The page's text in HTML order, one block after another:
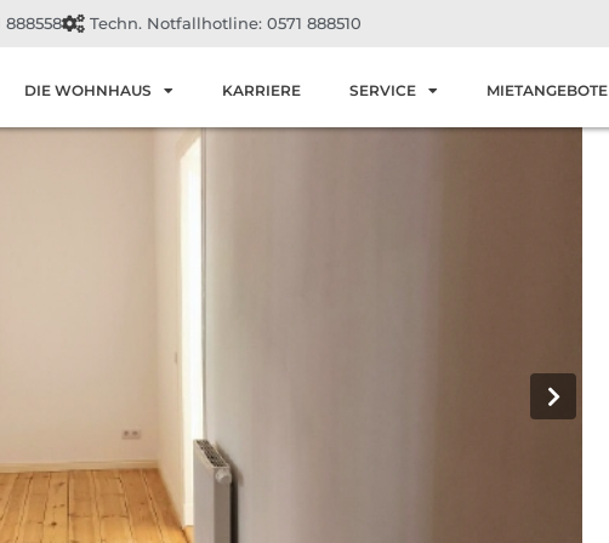
Techn. Notfallhotline: 0571 888510
DIE WOHNHAUS KARRIERE SERVICE MIETANGEBOTE